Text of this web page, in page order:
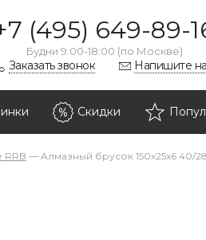
(495) 649-89-
Будни 9:00-18:00 (по Москве)
Заказать звонок Напишите
Скидки
— Алмазный брусок 150х25х6 40/